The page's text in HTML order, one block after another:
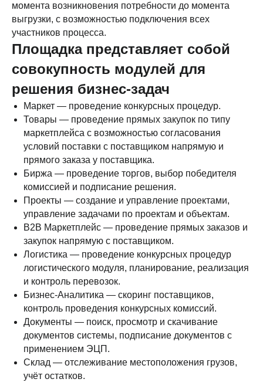
момента возникновения потребности до момента
выгрузки, с возможностью подключения всех
участников процесса.
Площадка представляет собой
совокупность модулей для
решения бизнес-задач
Маркет — проведение конкурсных процедур.
Товары — проведение прямых закупок по типу
маркетплейса с возможностью согласования
условий поставки с поставщиком напрямую и
прямого заказа у поставщика.
Биржа — проведение торгов, выбор победителя
комиссией и подписание решения.
Проекты — создание и управление проектами,
управление задачами по проектам и объектам.
B2B Маркетплейс — проведение прямых заказов и
закупок напрямую с поставщиком.
Логистика — проведение конкурсных процедур
логистического модуля, планирование, реализация
и контроль перевозок.
Бизнес-Аналитика — скоринг поставщиков,
контроль проведения конкурсных комиссий.
Документы — поиск, просмотр и скачивание
документов системы, подписание документов с
применением ЭЦП.
Склад — отслеживание местоположения грузов,
учёт остатков.